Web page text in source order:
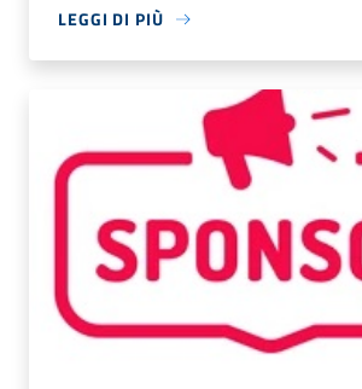
LEGGI DI PIÙ